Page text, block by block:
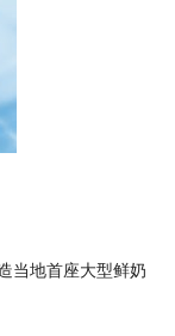
当地首座大型鲜奶